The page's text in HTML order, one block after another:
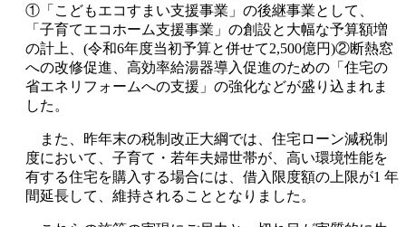
①「こどもエコすまい支援事業」の後継事業として、
「子育てエコホーム支援事業」の創設と大幅な予算額増
の計上、(令和6年度当初予算と併せて2,500億円)②断熱窓
への改修促進、高効率給湯器導入促進のための「住宅の
省エネリフォームへの支援」の強化などが盛り込まれま
した。
また、昨年末の税制改正大綱では、住宅ローン減税制
度において、子育て・若年夫婦世帯が、高い環境性能を
有する住宅を購入する場合には、借入限度額の上限が1 年
間延長して、維持されることとなりました。